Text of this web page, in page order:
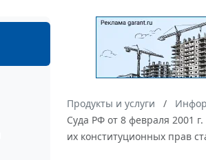
Продукты и услуги
Суда РФ от 8 февраля 2001
их конституционных прав